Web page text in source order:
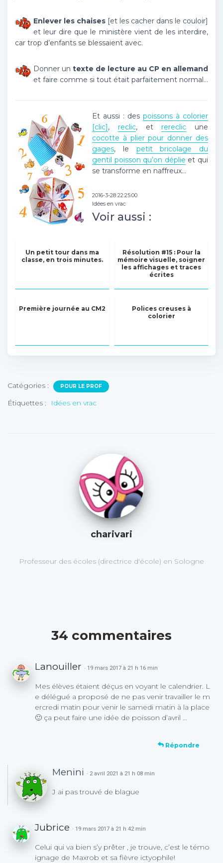
Enlever les chaises [et les cacher dans le couloir]
et leur dire que le ministère vient de les interdire,
car trop d’enfants se blessaient avec.
Donner un texte de lecture au CP en allemand
et faire comme si tout était parfaitement normal…
Et aussi : des poissons à colorier
[clic], reclic, etrereclic une
cocotte à plier pour donner des
gages, le petit bricolage du
gentil poisson qu’on déplie et qui
se transforme en naffreux…
2016-3-28 22:25:00
Idées en vrac
Voir aussi :
Un petit tour dans ma
classe, en trois minutes.
Résolution #15 : Pour la
mémoire visuelle, soigner
les affichages et traces
écrites
Première journée au CM2
Polices creuses à
colorier
Catégories : POUR LE PROF
Étiquettes : Idées en vrac
charivari
Professeur des écoles (directrice d'école) en Sologne
34 commentaires
Lanouiller · 19 mars 2017 à 21 h 16 min
Mes élèves étaient déçus en voyant le calendrier. L
e délégué a proposé de ne pas venir travailler le m
ercredi matin pour venir le samedi matin à la place
🙂 ça peut faire une idée de poisson d’avril …
Répondre
Menini · 2 avril 2021 à 21 h 08 min
J ai pas trouvé de blague
Jubrice · 19 mars 2017 à 21 h 42 min
Celui qui va bien s’y prêter , je trouve, c’est le témo
ignage de Maxrob et sa fièvre ictyophile!